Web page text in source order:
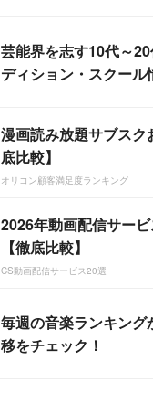
芸能界を志す10代～
ディション・スクー
漫画読み放題サブスク
底比較】
オリコン顧客満足度ランキング
2026年動画配信サー
【徹底比較】
CS動画配信サービス20選
毎週の音楽ランキング
移をチェック！